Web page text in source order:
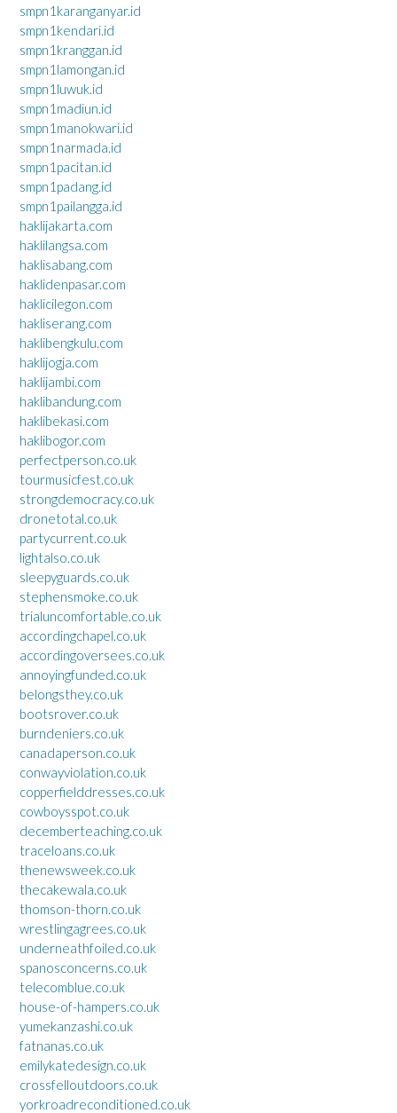
smpn1karanganyar.id
smpn1kendari.id
smpn1kranggan.id
smpn1lamongan.id
smpn1luwuk.id
smpn1madiun.id
smpn1manokwari.id
smpn1narmada.id
smpn1pacitan.id
smpn1padang.id
smpn1pailangga.id
haklijakarta.com
haklilangsa.com
haklisabang.com
haklidenpasar.com
haklicilegon.com
hakliserang.com
haklibengkulu.com
haklijogja.com
haklijambi.com
haklibandung.com
haklibekasi.com
haklibogor.com
perfectperson.co.uk
tourmusicfest.co.uk
strongdemocracy.co.uk
dronetotal.co.uk
partycurrent.co.uk
lightalso.co.uk
sleepyguards.co.uk
stephensmoke.co.uk
trialuncomfortable.co.uk
accordingchapel.co.uk
accordingoversees.co.uk
annoyingfunded.co.uk
belongsthey.co.uk
bootsrover.co.uk
burndeniers.co.uk
canadaperson.co.uk
conwayviolation.co.uk
copperfielddresses.co.uk
cowboysspot.co.uk
decemberteaching.co.uk
traceloans.co.uk
thenewsweek.co.uk
thecakewala.co.uk
thomson-thorn.co.uk
wrestlingagrees.co.uk
underneathfoiled.co.uk
spanosconcerns.co.uk
telecomblue.co.uk
house-of-hampers.co.uk
yumekanzashi.co.uk
fatnanas.co.uk
emilykatedesign.co.uk
crossfelloutdoors.co.uk
yorkroadreconditioned.co.uk